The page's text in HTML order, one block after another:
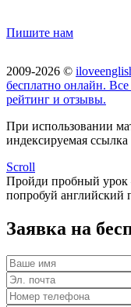
Пишите нам
2009-2026 ©
бесплатно онлайн.
рейтинг и отзывы.
При использовании
индексируемая ссылка
Scroll
Пройди пробный
попробуй английский
Заявка на